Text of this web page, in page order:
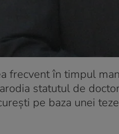
frecvent în timpul
statutul de
pe baza unei